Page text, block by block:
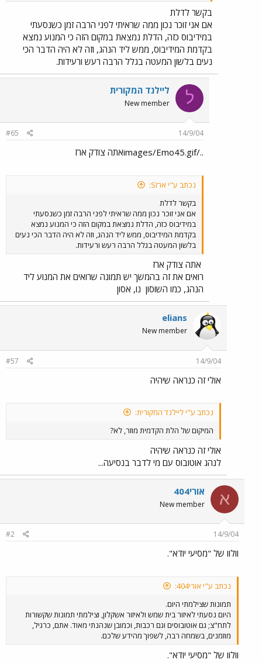
בקשר לדלת
אם אני זוכר נכון ממה שראיתי לפני הרבה זמן כשנסעתי
במידיבוס כזה, הדלת נמצאת במקום הזה כי המנוע נמצא
בקדמת המידיבוס, ממש ליד הנהג, וזה לא היה הדבר הכי
נעים בלשון המעטה בגלל הרבה רעש ורעידות.
ל ליילנד המקורית
New member
14/9/04
#65
../images/Emo45.gifאתה צודק ארז
נכתב ע"י ארזS:
בקשר לדלת
אם אני זוכר נכון ממה שראיתי לפני הרבה זמן כשנסעתי
במידיבוס כזה, הדלת נמצאת במקום הזה כי המנוע נמצא
בקדמת המידיבוס, ממש ליד הנהג, וזה לא היה הדבר הכי נעים
בלשון המעטה בגלל הרבה רעש ורעידות.
אתה צודק ארז
רואים את זה בהמשך יש תמונה שרואים את המנוע ליד
הנהג, כמו השוסון נו, אסון
elians
New member
14/9/04
#57
אולי זה כנראה שיהיה
נכתב ע"י ליילנד המקורית:
המיקום של הלת הקדמית מוזר, לא?
אולי זה כנראה שיהיה
לנהג אוטובוס עם מי לדבר בנסיעה...
א אורי404
New member
14/9/04
#2
וולוו של "מסיעי יודא".
נכתב ע"י אורי404:
תמונות שצילמתי היום.
היום נסעתי לאיזור בית שמש ולאיזור אשקלון, וצילמתי תמונות שקשורות
לתח"צ; גם אוטובוסים וגם רכבות, וכמובן שנהנתי מאוד. אתם, כרגיל,
מוזמנים, בשמחה רבה, לשפוך מהידע שלכם.
וולוו של "מסיעי יודא".